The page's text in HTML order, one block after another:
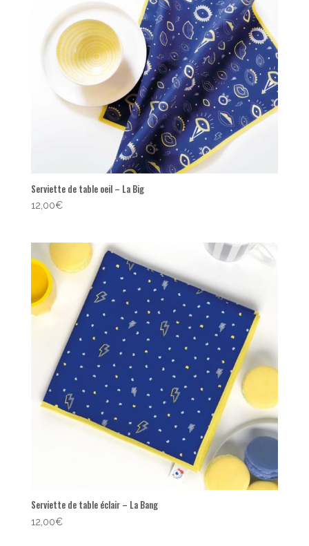
Serviette de table oeil – La Big
12,00€
Serviette de table éclair – La Bang
12,00€